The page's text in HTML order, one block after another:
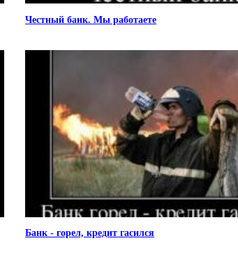
Честный банк. Мы работаете
Банк - горел, кредит гасился